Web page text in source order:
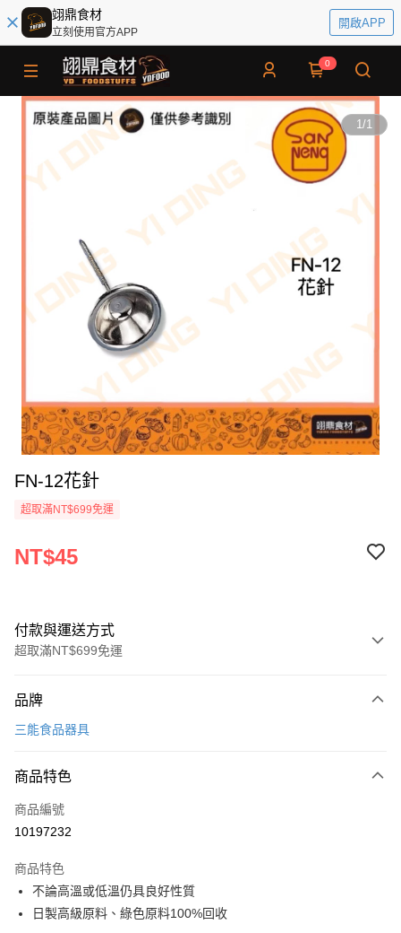
翊鼎食材
立刻使用官方APP
開啟APP
0
1/1
FN-12花針
超取滿NT$699免運
NT$45
付款與運送方式
超取滿NT$699免運
信用卡一次付款
運送方式
• 付款後全家取貨
• 付款後7-11取貨
每筆NT$60，滿NT$699(含以上)免運費
品牌
三能食品器具
商品特色
商品編號
10197232
商品特色
不論高溫或低溫仍具良好性質
日製高級原料、綠色原料100%回收